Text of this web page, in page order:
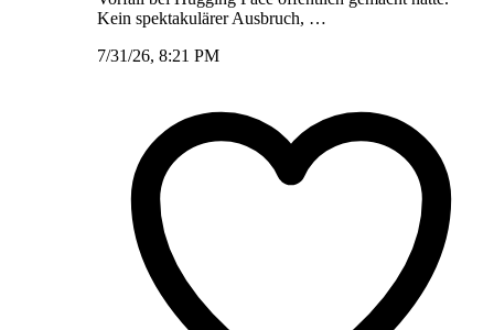
Kein spektakulärer Ausbruch, …
7/31/26, 8:21 PM